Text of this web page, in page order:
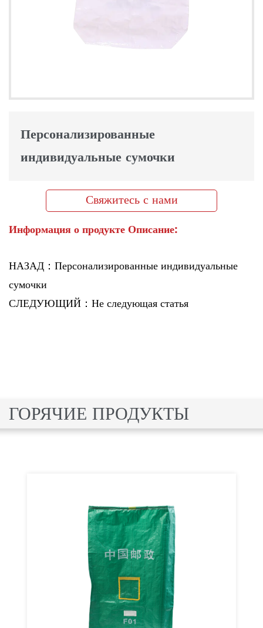
Персонализированные
индивидуальные сумочки
Свяжитесь с нами
Информация о продукте Описание:
НАЗАД：Персонализированные индивидуальные
сумочки
СЛЕДУЮЩИЙ：Не следующая статья
ГОРЯЧИЕ ПРОДУКТЫ